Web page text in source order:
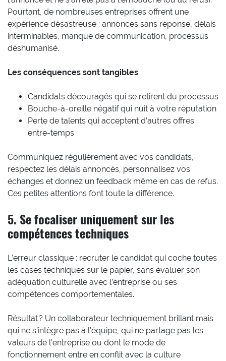
Pourtant, de nombreuses entreprises offrent une
expérience désastreuse : annonces sans réponse, délais
interminables, manque de communication, processus
déshumanisé.
Les conséquences sont tangibles :
Candidats découragés qui se retirent du processus
Bouche-à-oreille négatif qui nuit à votre réputation
Perte de talents qui acceptent d’autres offres
entre-temps
Communiquez régulièrement avec vos candidats,
respectez les délais annoncés, personnalisez vos
échanges et donnez un feedback même en cas de refus.
Ces petites attentions font toute la différence.
5. Se focaliser uniquement sur les
compétences techniques
L’erreur classique : recruter le candidat qui coche toutes
les cases techniques sur le papier, sans évaluer son
adéquation culturelle avec l’entreprise ou ses
compétences comportementales.
Résultat ? Un collaborateur techniquement brillant mais
qui ne s’intègre pas à l’équipe, qui ne partage pas les
valeurs de l’entreprise ou dont le mode de
fonctionnement entre en conflit avec la culture